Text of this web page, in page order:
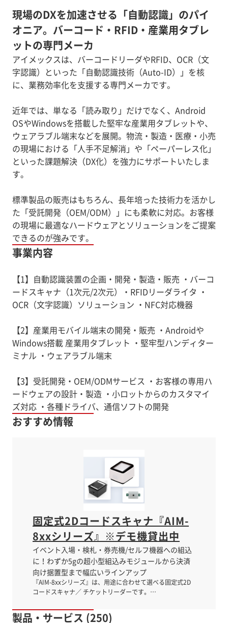
現場のDXを加速させる「自動認識」のパイ
オニア。バーコード・RFID・産業用タブレ
ットの専門メーカ
アイメックスは、バーコードリーダやRFID、OCR（文
字認識）といった「自動認識技術（Auto-ID）」を核
に、業務効率化を支援する専門メーカです。
近年では、単なる「読み取り」だけでなく、Android
OSやWindowsを搭載した堅牢な産業用タブレットや、
ウェアラブル端末などを展開。物流・製造・医療・小売
の現場における「人手不足解消」や「ペーパーレス化」
といった課題解決（DX化）を強力にサポートいたしま
す。
標準製品の販売はもちろん、長年培った技術力を活かし
た「受託開発（OEM/ODM）」にも柔軟に対応。お客様
の現場に最適なハードウェアとソリューションをご提案
できるのが強みです。
事業内容
【1】自動認識装置の企画・開発・製造・販売 ・バーコ
ードスキャナ（1次元/2次元）・RFIDリーダライタ ・
OCR（文字認識）ソリューション ・NFC対応機器
【2】産業用モバイル端末の開発・販売 ・Androidや
Windows搭載 産業用タブレット ・堅牢型ハンディター
ミナル ・ウェアラブル端末
【3】受託開発・OEM/ODMサービス ・お客様の専用ハ
ードウェアの設計・製造 ・小ロットからのカスタマイ
ズ対応 ・各種ドライバ、通信ソフトの開発
おすすめ情報
固定式2Dコードスキャナ『AIM-
8xxシリーズ』※デモ機貸出中
イベント入場・検札・券売機/セルフ機器への組込
に！わずか5gの超小型組込みモジュールから決済
向け据置型まで幅広いラインアップ
『AIM-8xxシリーズ』は、用途に合わせて選べる固定式2D
コードスキャナ／ チケットリーダーです。
Code、PDF417、 Data Matrixなどの2Dコードまで、チケ
ット・決済で使われる主要コードを 幅広く読み取り可能。
製品・サービス (250)